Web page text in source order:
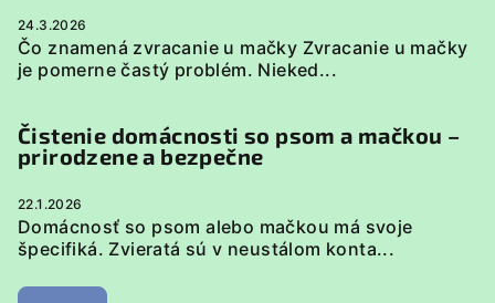
24.3.2026
Čo znamená zvracanie u mačky Zvracanie u mačky
je pomerne častý problém. Nieked...
Čistenie domácnosti so psom a mačkou –
prirodzene a bezpečne
22.1.2026
Domácnosť so psom alebo mačkou má svoje
špecifiká. Zvieratá sú v neustálom konta...